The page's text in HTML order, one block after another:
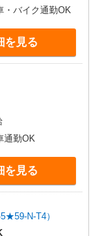
・バイク通勤OK
を見る
通勤OK
を見る
N-T4）